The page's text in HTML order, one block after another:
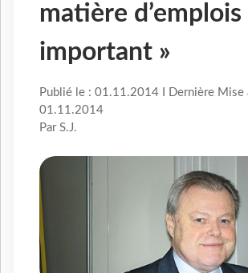
matière
important »
Publié le : 01.11.2014 I Dernière Mise
01.11.2014
Par S.J.